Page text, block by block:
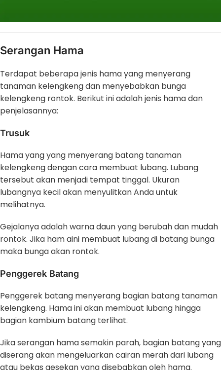
Serangan Hama
Terdapat beberapa jenis hama yang menyerang
tanaman kelengkeng dan menyebabkan bunga
kelengkeng rontok. Berikut ini adalah jenis hama dan
penjelasannya:
Trusuk
Hama yang yang menyerang batang tanaman
kelengkeng dengan cara membuat lubang. Lubang
tersebut akan menjadi tempat tinggal. Ukuran
lubangnya kecil akan menyulitkan Anda untuk
melihatnya.
Gejalanya adalah warna daun yang berubah dan mudah
rontok. Jika ham aini membuat lubang di batang bunga
maka bunga akan rontok.
Penggerek Batang
Penggerek batang menyerang bagian batang tanaman
kelengkeng. Hama ini akan membuat lubang hingga
bagian kambium batang terlihat.
Jika serangan hama semakin parah, bagian batang yang
diserang akan mengeluarkan cairan merah dari lubang
atau bekas gesekan yang disebabkan oleh hama.